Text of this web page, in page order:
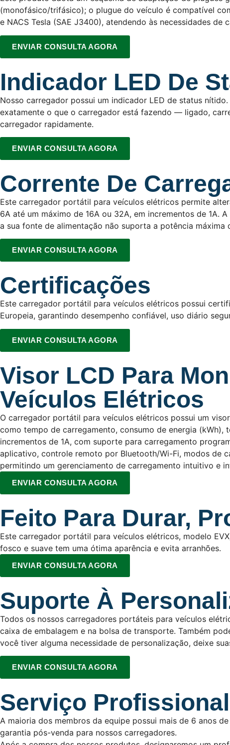
(monofásico/trifásico); o plugue do veículo é compatível
e NACS Tesla (SAE J3400), atendendo às necessidades
ENVIAR CONSULTA AGORA
Indicador LED De
Nosso carregador possui um indicador LED de status
exatamente o que o carregador está fazendo — ligado,
carregador rapidamente.
ENVIAR CONSULTA AGORA
Corrente De
Este carregador portátil para veículos elétricos permite
6A até um máximo de 16A ou 32A, em incrementos de 1A.
a sua fonte de alimentação não suporta a potência máxima
ENVIAR CONSULTA AGORA
Certificações
Este carregador portátil para veículos elétricos possui
Europeia, garantindo desempenho confiável, uso diário
ENVIAR CONSULTA AGORA
Visor LCD Para
Veículos Elétricos
O carregador portátil para veículos elétricos possui um
como tempo de carregamento, consumo de energia
incrementos de 1A, com suporte para carregamento
aplicativo, controle remoto por Bluetooth/Wi-Fi, modos de
permitindo um gerenciamento de carregamento intuitivo e
ENVIAR CONSULTA AGORA
Feito Para Durar,
Este carregador portátil para veículos elétricos, modelo
fosco e suave tem uma ótima aparência e evita arranhões.
ENVIAR CONSULTA AGORA
Suporte À
Todos os nossos carregadores portáteis para veículos
caixa de embalagem e na bolsa de transporte. Também
você tiver alguma necessidade de personalização, deixe
ENVIAR CONSULTA AGORA
Serviço
A maioria dos membros da equipe possui mais de 6 anos
garantia pós-venda para nossos carregadores.